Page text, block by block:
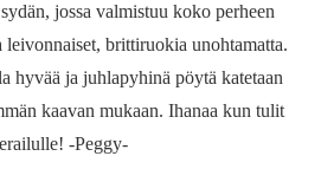
jossa valmistuu koko perheen
brittiruokia unohtamatta.
hyvää ja juhlapyhinä pöytä katetaan
kaavan mukaan. Ihanaa kun tulit
-Peggy-